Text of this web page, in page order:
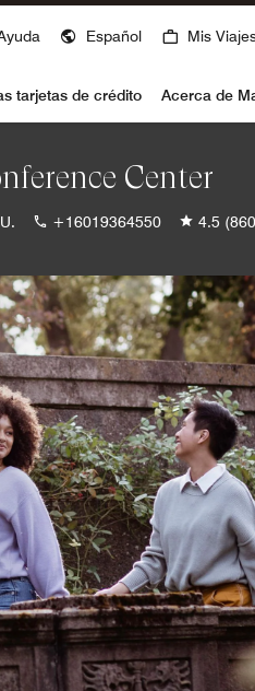
Español Mis
tarjetas de crédito Acerca de
Center
+16019364550 4.5